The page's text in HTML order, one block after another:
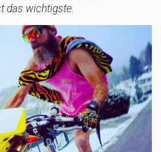
das wichtigste.